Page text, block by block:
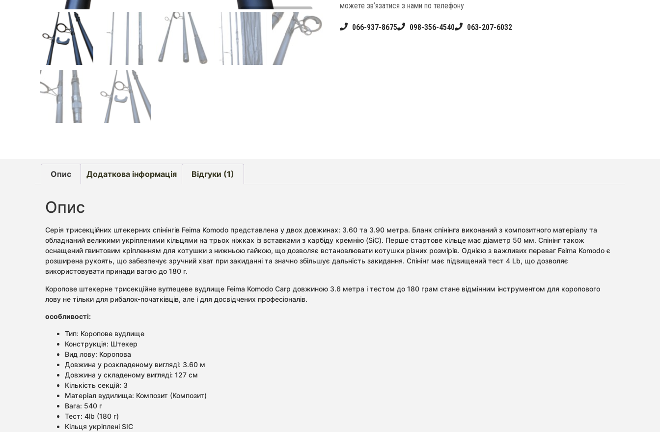
можете зв’язатися з нами по телефону
066-937-8675 098-356-4540 063-207-6032
Опис Додаткова інформація Відгуки (1)
Опис
Серія трисекційних штекерних спінінгів Feima Komodo представлена ​​у двох довжинах: 3.60 та 3.90 метра. Бланк спінінга виконаний з композитного матеріалу та
обладнаний великими укріпленими кільцями на трьох ніжках із вставками з карбіду кремнію (SiC). Перше стартове кільце має діаметр 50 мм. Спінінг також
оснащений гвинтовим кріпленням для котушки з нижньою гайкою, що дозволяє встановлювати котушки різних розмірів. Однією з важливих переваг Feima Komodo є
розширена рукоять, що забезпечує зручний хват при закиданні та значно збільшує дальність закидання. Спінінг має підвищений тест 4 Lb, що дозволяє
використовувати принади вагою до 180 г.
Коропове штекерне трисекційне вуглецеве вудлище Feima Komodo Carp довжиною 3.6 метра і тестом до 180 грам стане відмінним інструментом для коропового
лову не тільки для рибалок-початківців, але і для досвідчених професіоналів.
особливості:
Тип: Коропове вудлище
Конструкція: Штекер
Вид лову: Коропова
Довжина у розкладеному вигляді: 3.60 м
Довжина у складеному вигляді: 127 см
Кількість секцій: 3
Матеріал вудилища: Композит (Композит)
Вага: 540 г
Тест: 4lb (180 г)
Кільця укріплені SIC